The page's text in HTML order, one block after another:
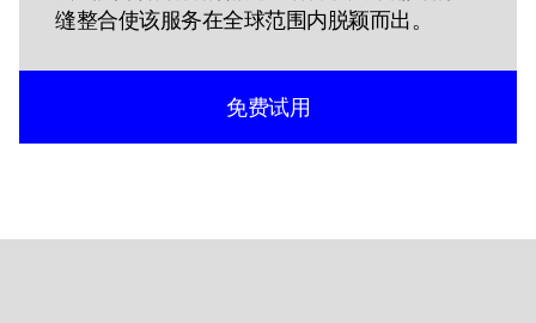
缝整合使该服务在全球范围内脱颖而出。
免费试用